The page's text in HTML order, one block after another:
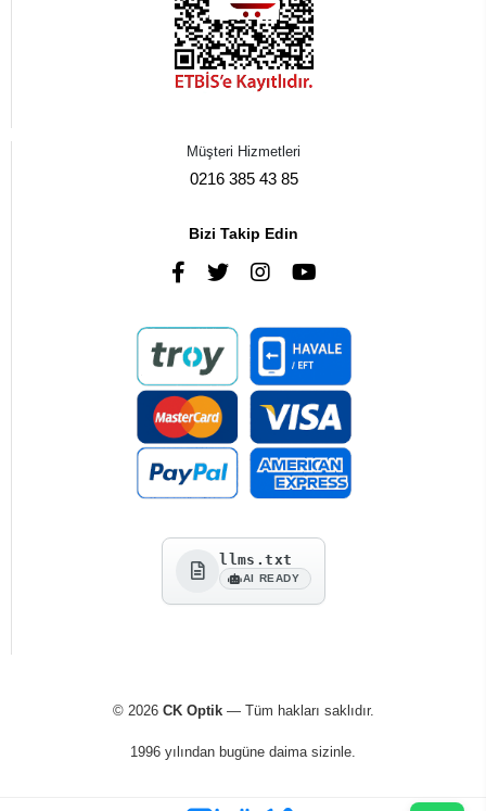
Müşteri Hizmetleri
0216 385 43 85
Bizi Takip Edin
llms.txt
AI READY
© 2026 CK Optik— Tüm hakları saklıdır.
1996 yılından bugüne daima sizinle.